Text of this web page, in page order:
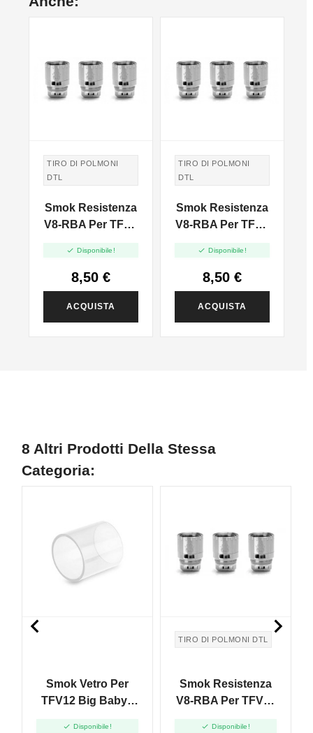
TIRO DI POLMONI
DTL
Smok Resistenza
V8-RBA Per TFV8
 Disponibile!
8,50 €
ACQUISTA
TIRO DI POLMONI
DTL
Smok Resistenza
V8-RBA Per TFV8
 Disponibile!
8,50 €
ACQUISTA
8 Altri Prodotti Della Stessa
Categoria:
Smok Vetro Per
TFV12 Big Baby -
 Disponibile!
TIRO DI POLMONI DTL
Smok Resistenza
V8-RBA Per TFV8 -
 Disponibile!
 